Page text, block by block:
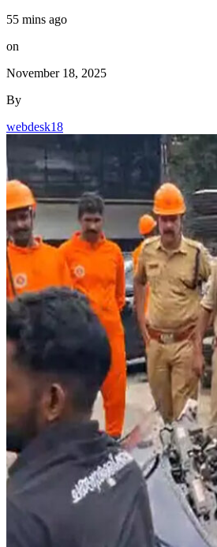
55 mins ago
on
November 18, 2025
By
webdesk18